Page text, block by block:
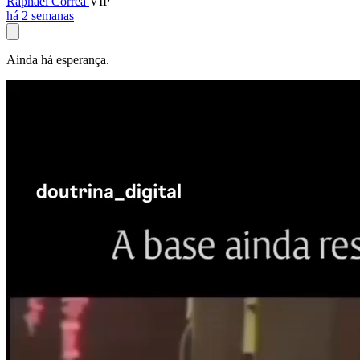
há 2 semanas
Ainda há esperança.